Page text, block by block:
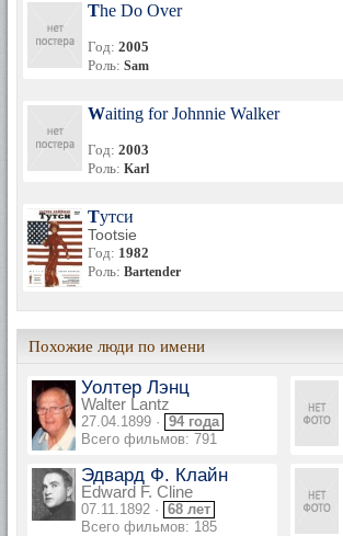
The Do Over
Год: 2005
Роль: Sam
Waiting for Johnnie Walker
Год: 2003
Роль: Karl
Тутси
Tootsie
Год: 1982
Роль: Bartender
Похожие люди по имени
Уолтер Лэнц
Walter Lantz
27.04.1899 · 94 года
Всего фильмов: 791
Эдвард Ф. Клайн
Edward F. Cline
07.11.1892 · 68 лет
Всего фильмов: 185